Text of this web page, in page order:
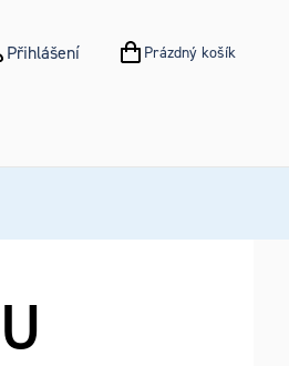
Přihlášení NÁKUPNÍ KOŠÍK
Prázdný košík